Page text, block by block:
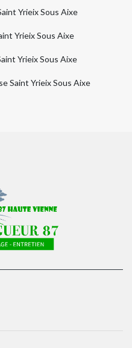
Yrieix Sous Aixe
Yrieix Sous Aixe
Yrieix Sous Aixe
Saint Yrieix Sous Aixe